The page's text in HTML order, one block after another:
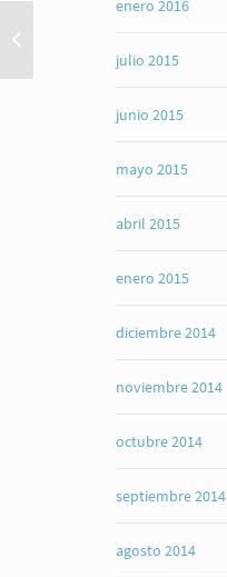
enero 2016
julio 2015
junio 2015
mayo 2015
abril 2015
enero 2015
diciembre 2014
noviembre 2014
octubre 2014
septiembre 2014
agosto 2014